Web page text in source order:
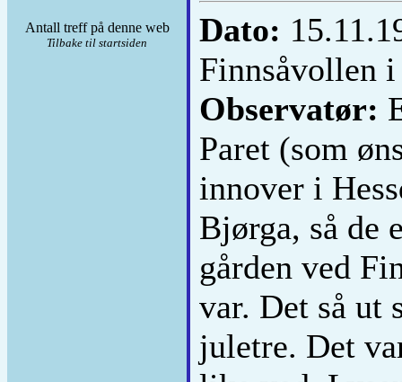
Antall treff på denne web
Tilbake til startsiden
Dato:
Finnsåvollen i
Observatør:
Paret (som
innover i
Bjørga, så de
gården ved
var. Det så ut
juletre. Det